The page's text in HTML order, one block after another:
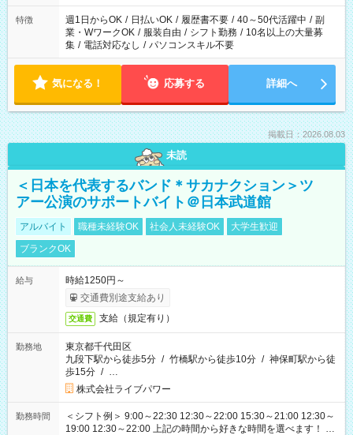
特徴 週1日からOK / 日払いOK / 履歴書不要 / 40～50代活躍中 / 副
業・WワークOK / 服装自由 / シフト勤務 / 10名以上の大量募
集 / 電話対応なし / パソコンスキル不要
気になる！ 応募する 詳細へ
掲載日：2026.08.03
未読
＜日本を代表するバンド＊サカナクション＞ツ
アー公演のサポートバイト＠日本武道館
アルバイト 職種未経験OK 社会人未経験OK
大学生歓迎
ブランクOK
給与
時給1250円～
交通費別途支給あり
交通費 支給（規定有り）
勤務地
東京都千代田区
九段下駅から徒歩5分 / 竹橋駅から徒歩10分 / 神保町駅から徒
歩15分 / …
株式会社ライブパワー
勤務時間
＜シフト例＞ 9:00～22:30 12:30～22:00 15:30～21:00 12:30～
19:00 12:30～22:00 上記の時間から好きな時間を選べます！ ※